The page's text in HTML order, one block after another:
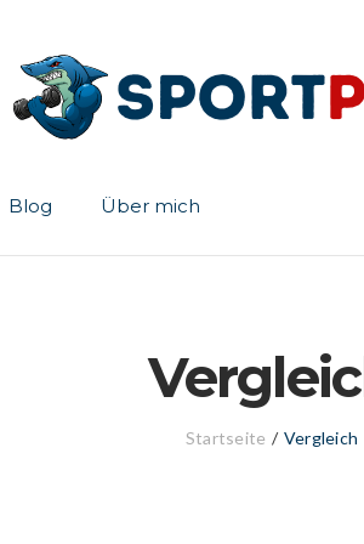
Blog Über mich
Startseite / Vergleich